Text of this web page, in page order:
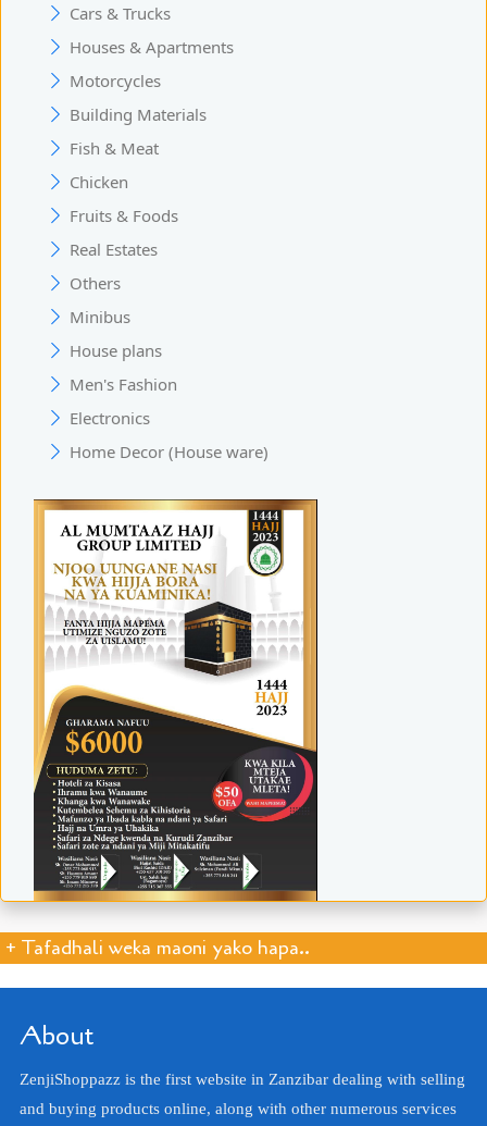
Cars & Trucks
Houses & Apartments
Motorcycles
Building Materials
Fish & Meat
Chicken
Fruits & Foods
Real Estates
Others
Minibus
House plans
Men's Fashion
Electronics
Home Decor (House ware)
+ Tafadhali weka maoni yako hapa..
About
ZenjiShoppazz is the first website in Zanzibar dealing with selling
and buying products online, along with other numerous services